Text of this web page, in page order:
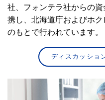
社、フォンテラ社からの
携し、北海道庁およびホ
のもとで行われています。
ディスカッショ